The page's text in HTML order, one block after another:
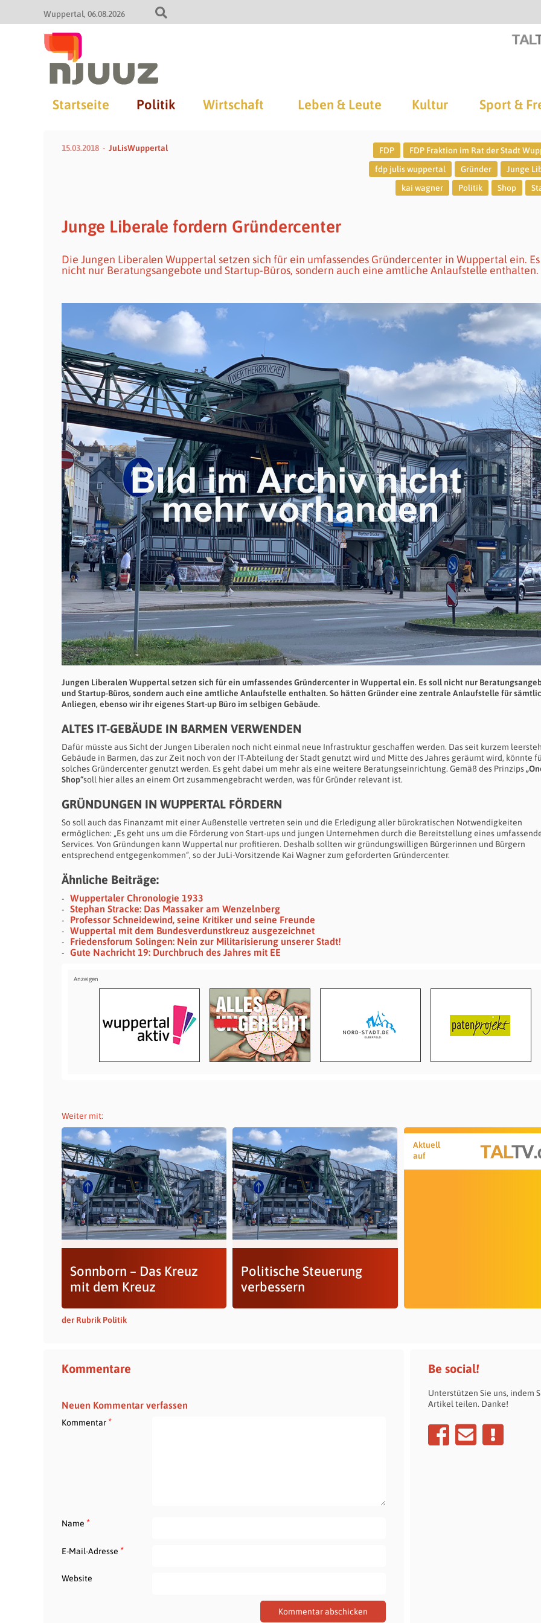
Wuppertal 06.08.2026
Startseite Politik Wirtschaft Leben & Leute Kultur Sport &
15.03.2018 JuLisWuppertal FDP
FDP Fraktion im Rat der Stadt
fdp julis wuppertal
Gründer
Junge
kai wagner
Politik Shop
Junge Liberale fordern Gründercenter
Die Jungen Liberalen Wuppertal setzen sich für ein umfassendes Gründercenter in Wuppertal ein.
nicht nur Beratungsangebote und Startup-Büros, sondern auch eine amtliche Anlaufstelle enthalten.
Jungen Liberalen Wuppertal setzen sich für ein umfassendes Gründercenter in Wuppertal ein. Es soll nicht nur
und Startup-Büros, sondern auch eine amtliche Anlaufstelle enthalten. So hätten Gründer eine zentrale Anlaufstelle für
Anliegen, ebenso wir ihr eigenes Start-up Büro im selbigen Gebäude.
ALTES IT-GEBÄUDE IN BARMEN VERWENDEN
Dafür müsste aus Sicht der Jungen Liberalen noch nicht einmal neue Infrastruktur geschaffen werden. Das seit kurzem
Gebäude in Barmen, das zur Zeit noch von der IT-Abteilung der Stadt genutzt wird und Mitte des Jahres geräumt wird, könnte
solches Gründercenter genutzt werden. Es geht dabei um mehr als eine weitere Beratungseinrichtung. Gemäß des Prinzips
Shop“soll hier alles an einem Ort zusammengebracht werden, was für Gründer relevant ist.
GRÜNDUNGEN IN WUPPERTAL FÖRDERN
So soll auch das Finanzamt mit einer Außenstelle vertreten sein und die Erledigung aller bürokratischen Notwendigkeiten
ermöglichen: „Es geht uns um die Förderung von Start-ups und jungen Unternehmen durch die Bereitstellung eines
Services. Von Gründungen kann Wuppertal nur profitieren. Deshalb sollten wir gründungswilligen Bürgerinnen und Bürgern
entsprechend entgegenkommen“, so der JuLi-Vorsitzende Kai Wagner zum geforderten Gründercenter.
Ähnliche Beiträge:
Wuppertaler Chronologie 1933
Stephan Stracke: Das Massaker am Wenzelnberg
Professor Schneidewind, seine Kritiker und seine Freunde
Wuppertal mit dem Bundesverdunstkreuz ausgezeichnet
Friedensforum Solingen: Nein zur Militarisierung unserer Stadt!
Gute Nachricht 19: Durchbruch des Jahres mit EE
Weiter mit:
Sonnborn – Das Kreuz
mit dem Kreuz
Politische Steuerung
verbessern
Aktuell
auf
der Rubrik Politik
Kommentare
Neuen Kommentar verfassen
Kommentar*
Name *
E-Mail-Adresse *
Website
Be social!
Unterstützen Sie uns, indem
Artikel teilen. Danke!